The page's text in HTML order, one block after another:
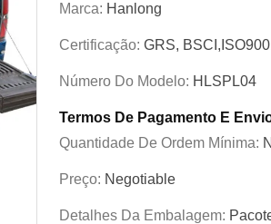
Marca: Hanlong
Certificação: GRS,
Número Do Modelo: HLSPL04
Termos De Pagamento E
Quantidade De Ordem Mínima:
Preço: Negotiable
Detalhes Da Embalagem: